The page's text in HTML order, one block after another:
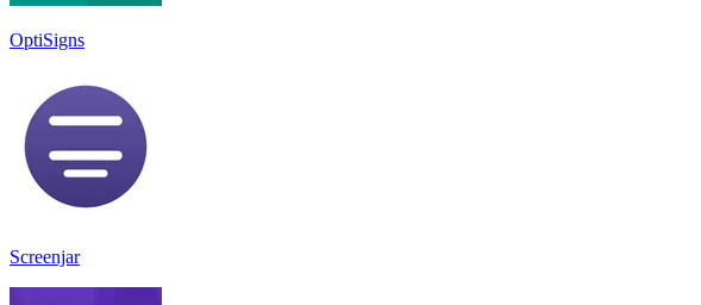
OptiSigns
Screenjar